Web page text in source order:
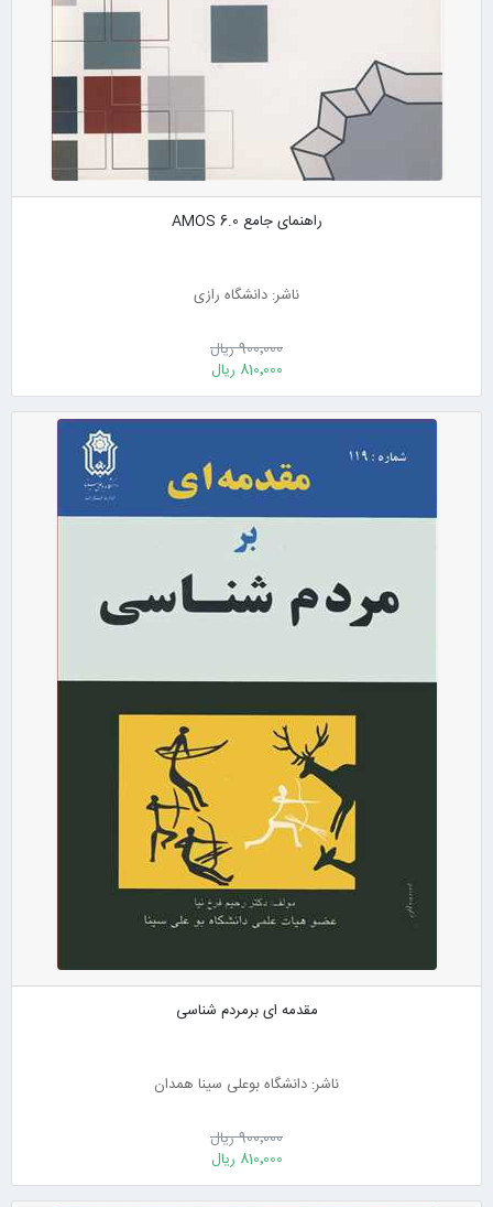
راهنمای جامع AMOS 6.0
ناشر: دانشگاه رازی
900٬000 ریال
810٬000 ریال
مقدمه ای برمردم شناسی
ناشر: دانشگاه بوعلی سینا همدان
900٬000 ریال
810٬000 ریال